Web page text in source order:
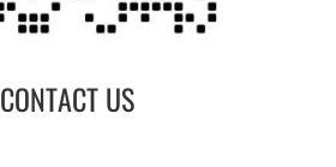
CONTACT US